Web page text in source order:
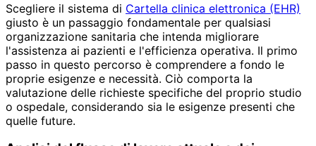
Scegliere il sistema di Cartella clinica elettronica (EHR)
giusto è un passaggio fondamentale per qualsiasi
organizzazione sanitaria che intenda migliorare
l'assistenza ai pazienti e l'efficienza operativa. Il primo
passo in questo percorso è comprendere a fondo le
proprie esigenze e necessità. Ciò comporta la
valutazione delle richieste specifiche del proprio studio
o ospedale, considerando sia le esigenze presenti che
quelle future.